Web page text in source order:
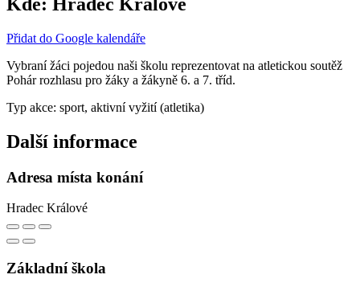
Přidat do Google kalendáře
Vybraní žáci pojedou naši školu reprezentovat na atletickou soutěž
Pohár rozhlasu pro žáky a žákyně 6. a 7. tříd.
Typ akce: sport, aktivní vyžití (atletika)
Další informace
Adresa místa konání
Hradec Králové
Základní škola